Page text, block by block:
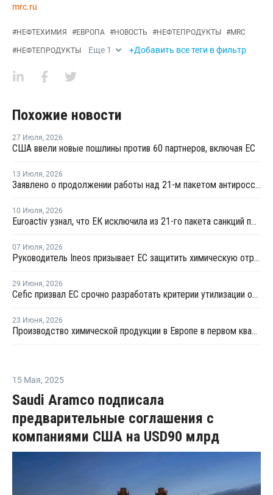
mrc.ru
#НЕФТЕХИМИЯ #ЕВРОПА #НОВОСТЬ #НЕФТЕПРОДУКТЫ #MRC
#НЕФТЕПРОДУКТЫ Еще 1 +Добавить все теги в фильтр
Похожие новости
27 Июля, 2026
США ввели новые пошлины против 60 партнеров, включая ЕС
13 Июля, 2026
Заявлено о продолжении работы над 21-м пакетом антироссийских санкций
10 Июля, 2026
Euroactiv узнал, что ЕК исключила из 21-го пакета санкций против России
07 Июля, 2026
Руководитель Ineos призывает ЕС защитить химическую отрасль от китайского демпинга
29 Июня, 2026
Сefic призвал ЕС срочно разработать критерии утилизации отходов методом химпереработки
23 Июня, 2026
Производство химической продукции в Европе в первом квартале сократилось на 3,2% — Cefic
15 Мая, 2025
Saudi Aramco подписала
предварительные соглашения с
компаниями США на USD90 млрд